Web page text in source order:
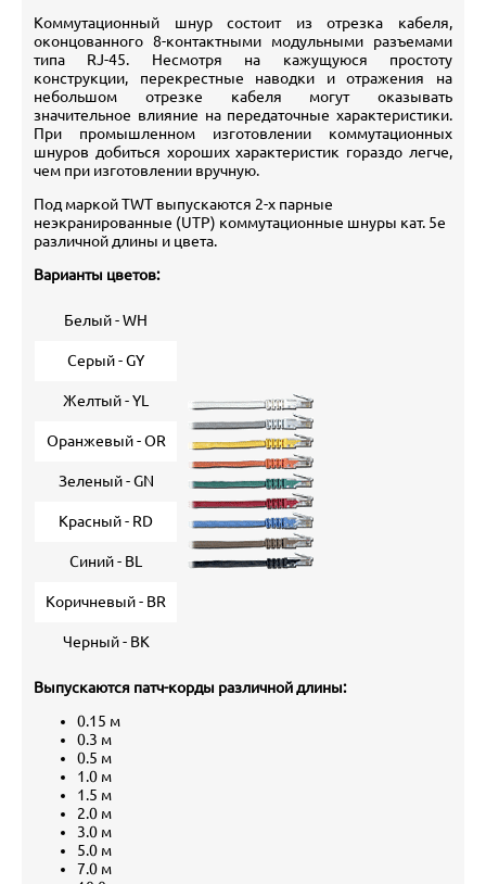
Коммутационный шнур состоит из отрезка кабеля,
оконцованного 8-контактными модульными разъемами
типа RJ-45. Несмотря на кажущуюся простоту
конструкции, перекрестные наводки и отражения на
небольшом отрезке кабеля могут оказывать
значительное влияние на передаточные характеристики.
При промышленном изготовлении коммутационных
шнуров добиться хороших характеристик гораздо легче,
чем при изготовлении вручную.
Под маркой TWT выпускаются 2-х парные
неэкранированные (UTP) коммутационные шнуры кат. 5е
различной длины и цвета.
Варианты цветов:
Белый - WH
Серый - GY
Желтый - YL
Оранжевый - OR
Зеленый - GN
Красный - RD
Синий - BL
Коричневый - BR
Черный - BK
Выпускаются патч-корды различной длины:
0.15 м
0.3 м
0.5 м
1.0 м
1.5 м
2.0 м
3.0 м
5.0 м
7.0 м